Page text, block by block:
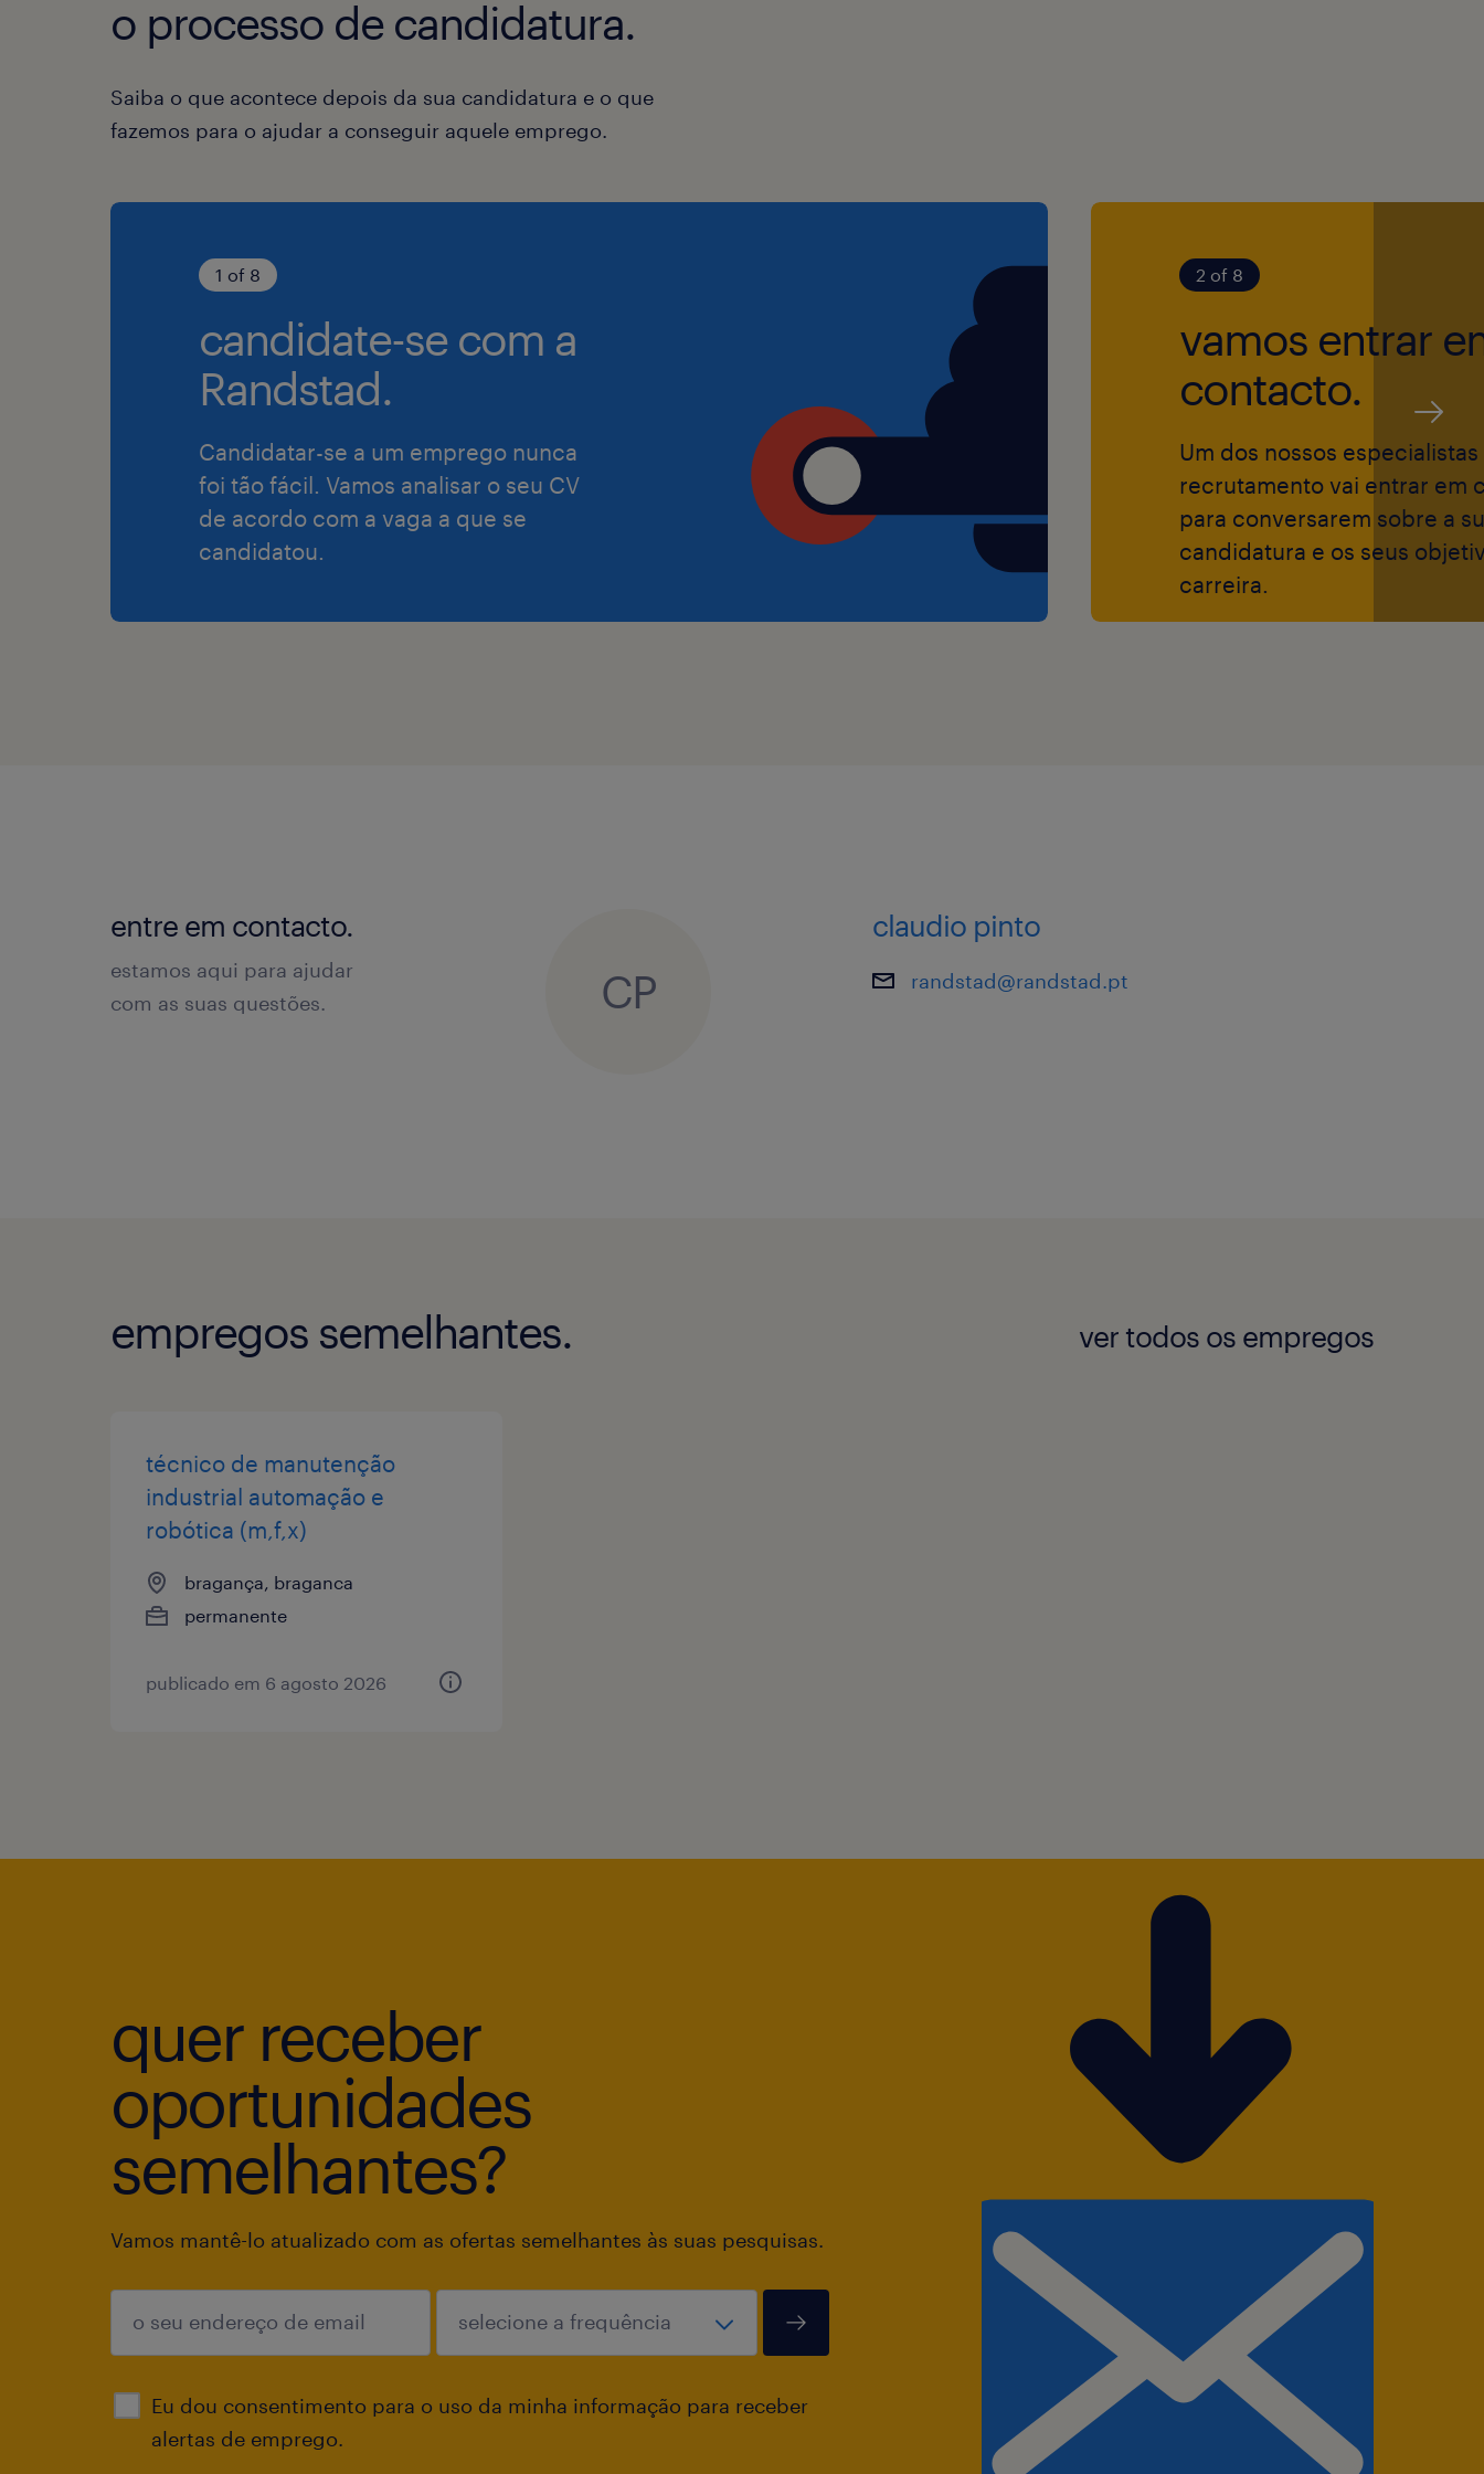
confortável, por favor, não hesites em informar os/as
o processo de candidatura.
Saiba o que acontece depois da sua candidatura e o que
fazemos para o ajudar a conseguir aquele emprego.
1 of 8
candidate-se com a
Randstad.
Candidatar-se a um emprego nunca
foi tão fácil. Vamos analisar o seu CV
de acordo com a vaga a que se
candidatou.
2 of 8
vamos entrar
contacto.
Um dos nossos
recrutamento vai entrar em
para conversarem sobre a
candidatura e os seus
carreira.
entre em contacto.
estamos aqui para ajudar
com as suas questões.
CP
claudio pinto
randstad@randstad.pt
empregos semelhantes. ver todos os empregos
técnico de manutenção
industrial automação e
robótica (m,f,x)
bragança, braganca
permanente
publicado em 6 agosto 2026
quer receber
oportunidades
semelhantes?
Vamos mantê-lo atualizado com as ofertas semelhantes às suas pesquisas.
Eu dou consentimento para o uso da minha informação para receber
alertas de emprego.
enviar